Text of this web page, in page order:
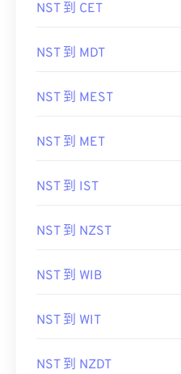
NST 到 CET
NST 到 MDT
NST 到 MEST
NST 到 MET
NST 到 IST
NST 到 NZST
NST 到 WIB
NST 到 WIT
NST 到 NZDT